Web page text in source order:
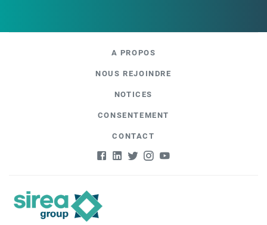
A PROPOS
NOUS REJOINDRE
NOTICES
CONSENTEMENT
CONTACT